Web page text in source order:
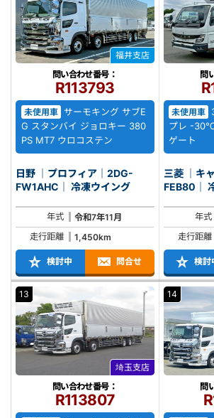
福井支店
問い合わせ番号：
R113793
未使用車
サーモキング サブE
G スタンバイ ジョロキー 380
PS MT7 ウロコステン
日野 ｜プロフィア｜2DG-
FW1AHC｜ 冷凍ウイング
年式
令和7年11月
走行距離
1,450km
検討中 問合せ
問
未使用車
プレ -30℃
ゲート
三菱 ｜キ
年式
走行距離
検討
13
埼玉支店
問い合わせ番号：
R113807
14
問